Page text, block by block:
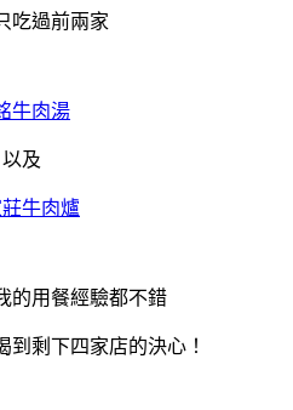
吃過前兩家
牛肉湯
以及
牛肉爐
的用餐經驗都不錯
到剩下四家店的決心！